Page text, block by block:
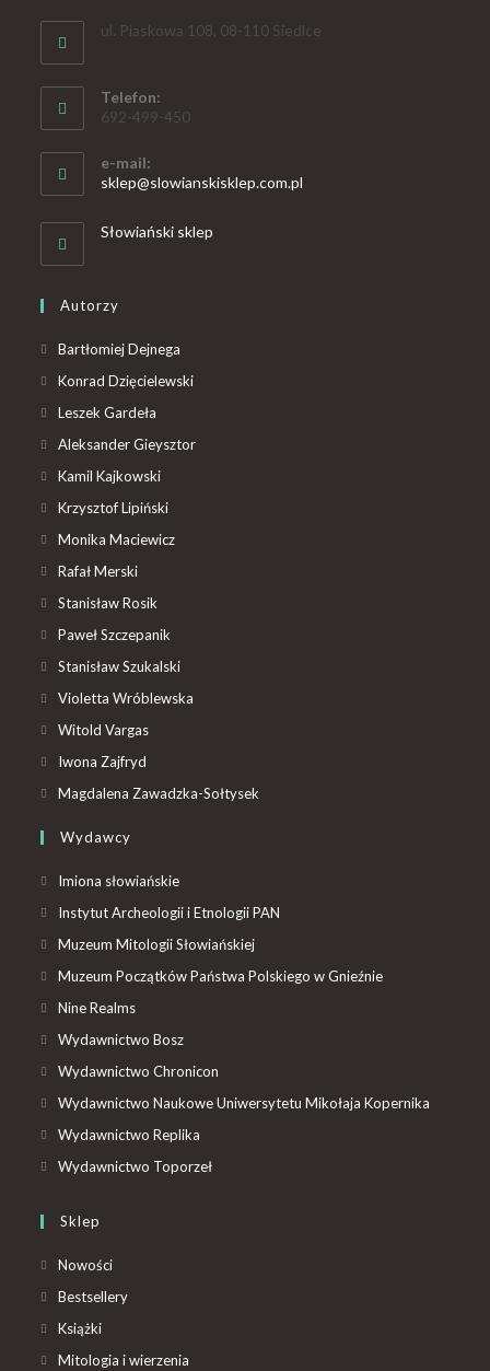
ul. Piaskowa 108, 08-110 Siedlce
Telefon:
692-499-450
e-mail:
sklep@slowianskisklep.com.pl
Słowiański sklep
Autorzy
Bartłomiej Dejnega
Konrad Dzięcielewski
Leszek Gardeła
Aleksander Gieysztor
Kamil Kajkowski
Krzysztof Lipiński
Monika Maciewicz
Rafał Merski
Stanisław Rosik
Paweł Szczepanik
Stanisław Szukalski
Violetta Wróblewska
Witold Vargas
Iwona Zajfryd
Magdalena Zawadzka-Sołtysek
Wydawcy
Imiona słowiańskie
Instytut Archeologii i Etnologii PAN
Muzeum Mitologii Słowiańskiej
Muzeum Początków Państwa Polskiego w Gnieźnie
Nine Realms
Wydawnictwo Bosz
Wydawnictwo Chronicon
Wydawnictwo Naukowe Uniwersytetu Mikołaja Kopernika
Wydawnictwo Replika
Wydawnictwo Toporzeł
Sklep
Nowości
Bestsellery
Książki
Mitologia i wierzenia